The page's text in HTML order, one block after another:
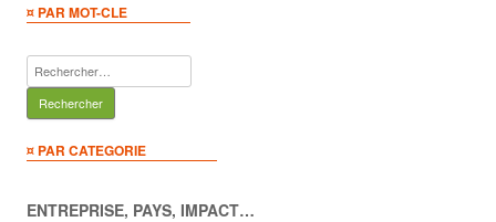
¤ PAR MOT-CLE
Rechercher :
¤ PAR CATEGORIE
ENTREPRISE, PAYS, IMPACT…